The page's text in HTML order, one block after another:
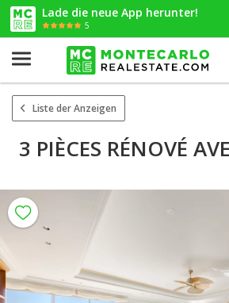
Lade die neue App herunter!
5
Liste der Anzeigen
3 PIÈCES RÉNOVÉ